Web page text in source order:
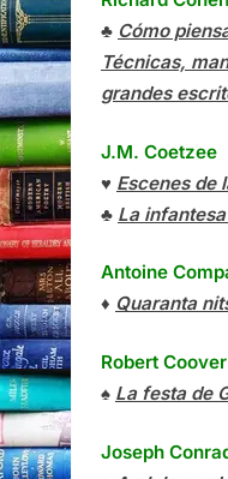
♣ Cómo
Técnicas,
grandes
J.M. Coetzee
♥ Escenes de
♣ La
Antoine
♦ Quaranta
Robert Coover
♠ La festa de
Joseph